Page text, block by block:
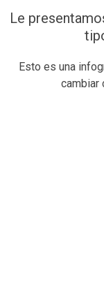
Le
Esto es una
cambiar